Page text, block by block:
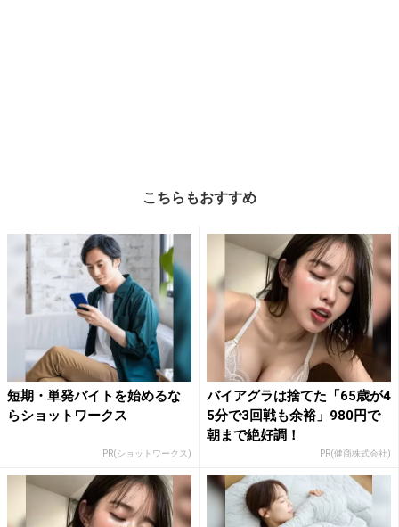
こちらもおすすめ
短期・単発バイトを始めるな
らショットワークス
PR(ショットワークス)
バイアグラは捨てた「65歳が4
5分で3回戦も余裕」980円で
朝まで絶好調！
PR(健商株式会社)